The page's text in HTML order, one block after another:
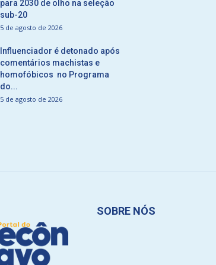
para 2030 de olho na seleção
sub-20
5 de agosto de 2026
Influenciador é detonado após
comentários machistas e
homofóbicos no Programa
do...
5 de agosto de 2026
SOBRE NÓS